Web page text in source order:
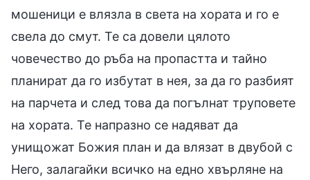
мошеници е влязла в света на хората и го е
свела до смут. Те са довели цялото
човечество до ръба на пропастта и тайно
планират да го избутат в нея, за да го разбият
на парчета и след това да погълнат труповете
на хората. Те напразно се надяват да
унищожат Божия план и да влязат в двубой с
Него, залагайки всичко на едно хвърляне на